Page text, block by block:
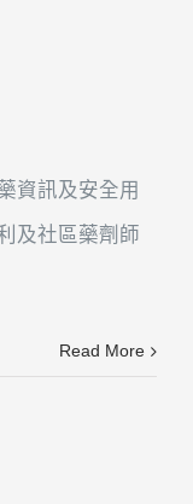
資訊及安全用
及社區藥劑師
Read More